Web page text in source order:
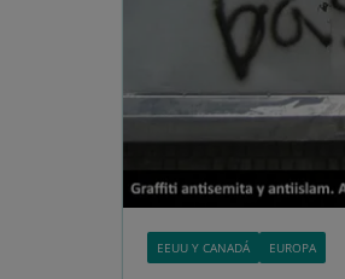
EEUU Y CANADÁ EUROPA